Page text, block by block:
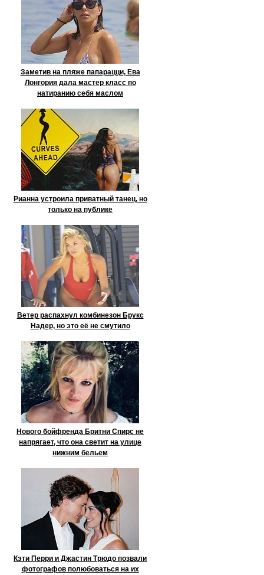
Заметив на пляже папарацци, Ева
Лонгория дала мастер класс по
натиранию себя маслом
Рианна устроила приватный танец, но
только на публике
Ветер распахнул комбинезон Брукс
Надер, но это её не смутило
Нового бойфренда Бритни Спирс не
напрягает, что она светит на улице
нижним бельем
Кэти Перри и Джастин Трюдо позвали
фотографов полюбоваться на их